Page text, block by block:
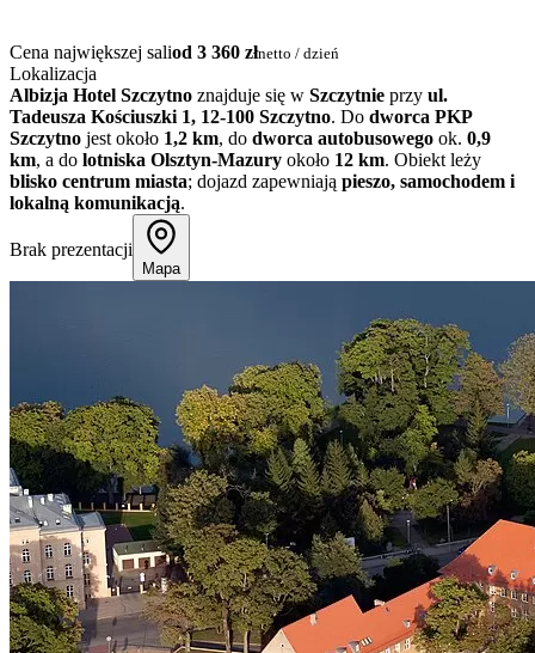
Cena największej saliod 3 360 złnetto / dzień
Lokalizacja
Albizja Hotel Szczytno znajduje się w Szczytnie przy ul.
Tadeusza Kościuszki 1, 12-100 Szczytno. Do dworca PKP
Szczytno jest około 1,2 km, do dworca autobusowego ok. 0,9
km, a do lotniska Olsztyn-Mazury około 12 km. Obiekt leży
blisko centrum miasta; dojazd zapewniają pieszo, samochodem i
lokalną komunikacją.
Brak prezentacji
Mapa